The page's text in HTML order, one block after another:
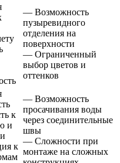
— Возможность
пузыревидного
отделения на
поверхности
— Ограниченный
выбор цветов и
оттенков
к
и
к
— Возможность
просачивания воды
через соединительные
швы
— Сложности при
монтаже на сложных